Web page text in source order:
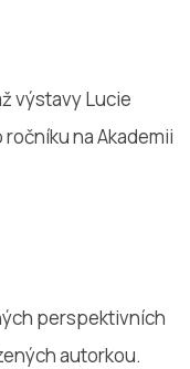
výstavy Lucie
na Akademii
perspektivních
autorkou.